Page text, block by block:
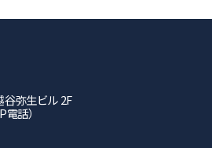
弥⽣ビル 2F
話）